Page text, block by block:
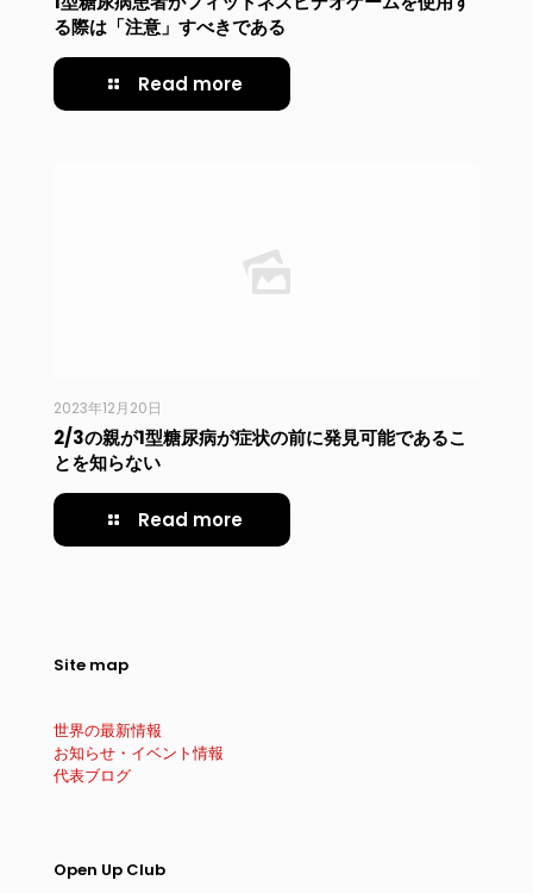
る際は「注意」すべきである
Read more
2023年12月20日
2/3の親が1型糖尿病が症状の前に発見可能であるこ
とを知らない
Read more
Site map
世界の最新情報
お知らせ・イベント情報
代表ブログ
Open Up Club